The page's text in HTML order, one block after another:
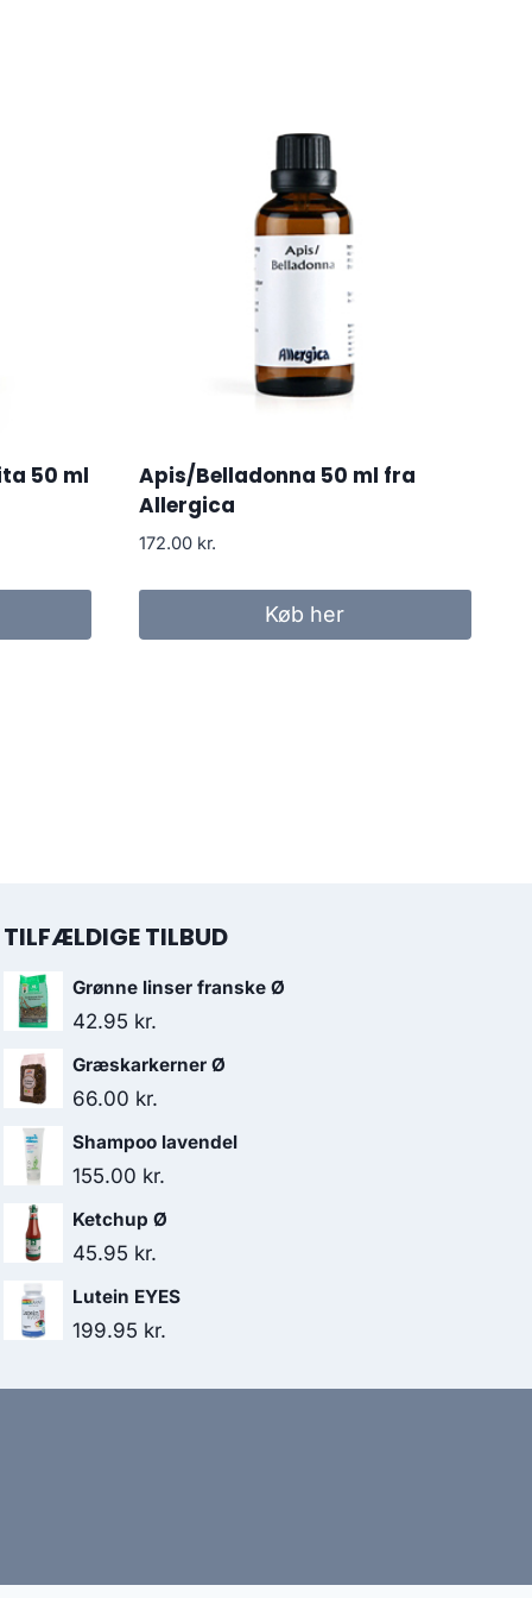
50 ml
Apis/Belladonna 50 ml fra
Allergica
172.00 kr.
Køb her
TILFÆLDIGE TILBUD
Grønne linser franske Ø
42.95 kr.
Græskarkerner Ø
66.00 kr.
Shampoo lavendel
155.00 kr.
Ketchup Ø
45.95 kr.
Lutein EYES
199.95 kr.